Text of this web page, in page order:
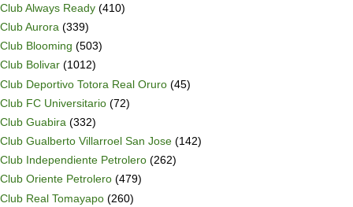
Club Always Ready (410)
Club Aurora (339)
Club Blooming (503)
Club Bolivar (1012)
Club Deportivo Totora Real Oruro (45)
Club FC Universitario (72)
Club Guabira (332)
Club Gualberto Villarroel San Jose (142)
Club Independiente Petrolero (262)
Club Oriente Petrolero (479)
Club Real Tomayapo (260)